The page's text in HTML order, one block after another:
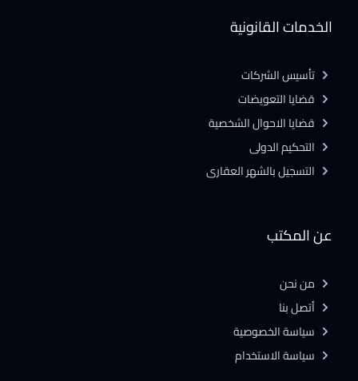
عن المكتب
من نحن
أتصل بنا
سياسة الخصوصية
سياسة الاستخدام
الخدمات القانونية
تأسيس الشركات
قضايا التعويضات
قضايا الاحوال الشخصية
التحكيم الدولى
التسجيل بالشهر العقارى